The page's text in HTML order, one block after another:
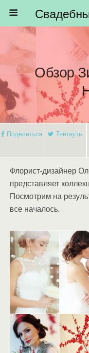
Обзор
Поделиться Твитнуть
Флорист-дизайнер
представляет
Посмотрим на
все началось.